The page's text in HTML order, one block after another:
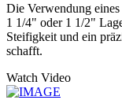
Die Verwendung
1 1/4" oder 1 1/2"
Steifigkeit und ein
schafft.
Watch Video